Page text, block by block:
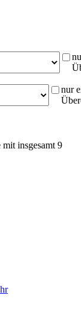
nur
insgesamt 9